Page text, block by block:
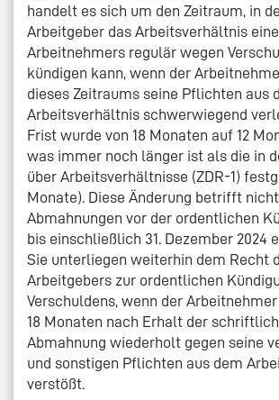
handelt es sich um den Zeitraum, in
Arbeitgeber das Arbeitsverhältnis
Arbeitnehmers regulär wegen
kündigen kann, wenn der
dieses Zeitraums seine Pflichten aus
Arbeitsverhältnis schwerwiegend
Frist wurde von 18 Monaten auf 12
was immer noch länger ist als die in
über Arbeitsverhältnisse (ZDR-1)
Monate). Diese Änderung betrifft
Abmahnungen vor der ordentlichen
bis einschließlich 31. Dezember 2024
Sie unterliegen weiterhin dem Recht
Arbeitgebers zur ordentlichen
Verschuldens, wenn der
18 Monaten nach Erhalt der
Abmahnung wiederholt gegen seine
und sonstigen Pflichten aus dem
verstößt.